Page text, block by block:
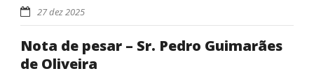
27 dez 2025
Nota de pesar – Sr. Pedro Guimarães
de Oliveira